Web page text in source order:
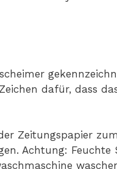
dafür, dass
Zeitungspapier
Achtung: Feuchte